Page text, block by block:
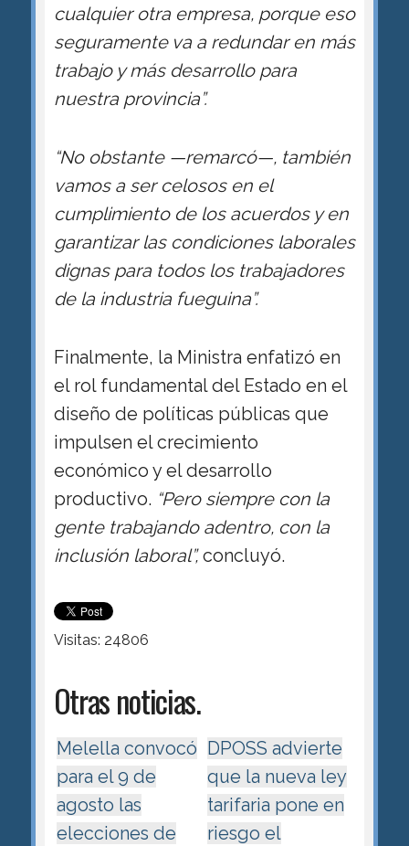
cualquier otra empresa, porque eso
seguramente va a redundar en más
trabajo y más desarrollo para
nuestra provincia”.
“No obstante —remarcó—, también
vamos a ser celosos en el
cumplimiento de los acuerdos y en
garantizar las condiciones laborales
dignas para todos los trabajadores
de la industria fueguina”.
Finalmente, la Ministra enfatizó en
el rol fundamental del Estado en el
diseño de políticas públicas que
impulsen el crecimiento
económico y el desarrollo
productivo. “Pero siempre con la
gente trabajando adentro, con la
inclusión laboral”,concluyó.
Visitas: 24806
Otras noticias.
Melella convocó
para el 9 de
agosto las
elecciones de
DPOSS advierte
que la nueva ley
tarifaria pone en
riesgo el